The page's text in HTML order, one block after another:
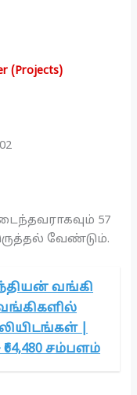
(Projects)
02
57
வேண்டும்.
வங்கி
|
₹64,480 சம்பளம்